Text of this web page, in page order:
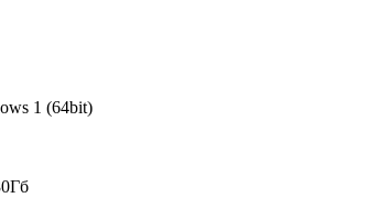
1 (64bit)